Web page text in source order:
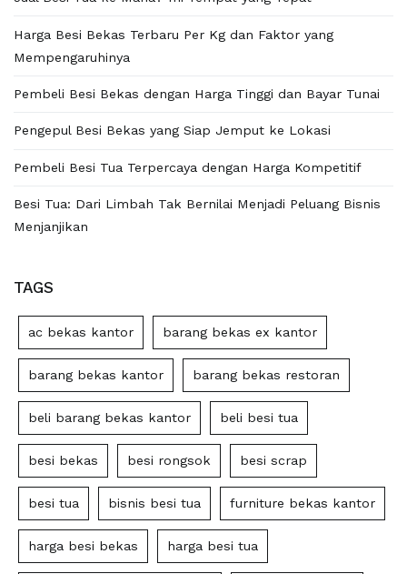
Harga Besi Bekas Terbaru Per Kg dan Faktor yang
Mempengaruhinya
Pembeli Besi Bekas dengan Harga Tinggi dan Bayar Tunai
Pengepul Besi Bekas yang Siap Jemput ke Lokasi
Pembeli Besi Tua Terpercaya dengan Harga Kompetitif
Besi Tua: Dari Limbah Tak Bernilai Menjadi Peluang Bisnis
Menjanjikan
TAGS
ac bekas kantor barang bekas ex kantor
barang bekas kantor barang bekas restoran
beli barang bekas kantor beli besi tua
besi bekas besi rongsok besi scrap
besi tua bisnis besi tua furniture bekas kantor
harga besi bekas harga besi tua